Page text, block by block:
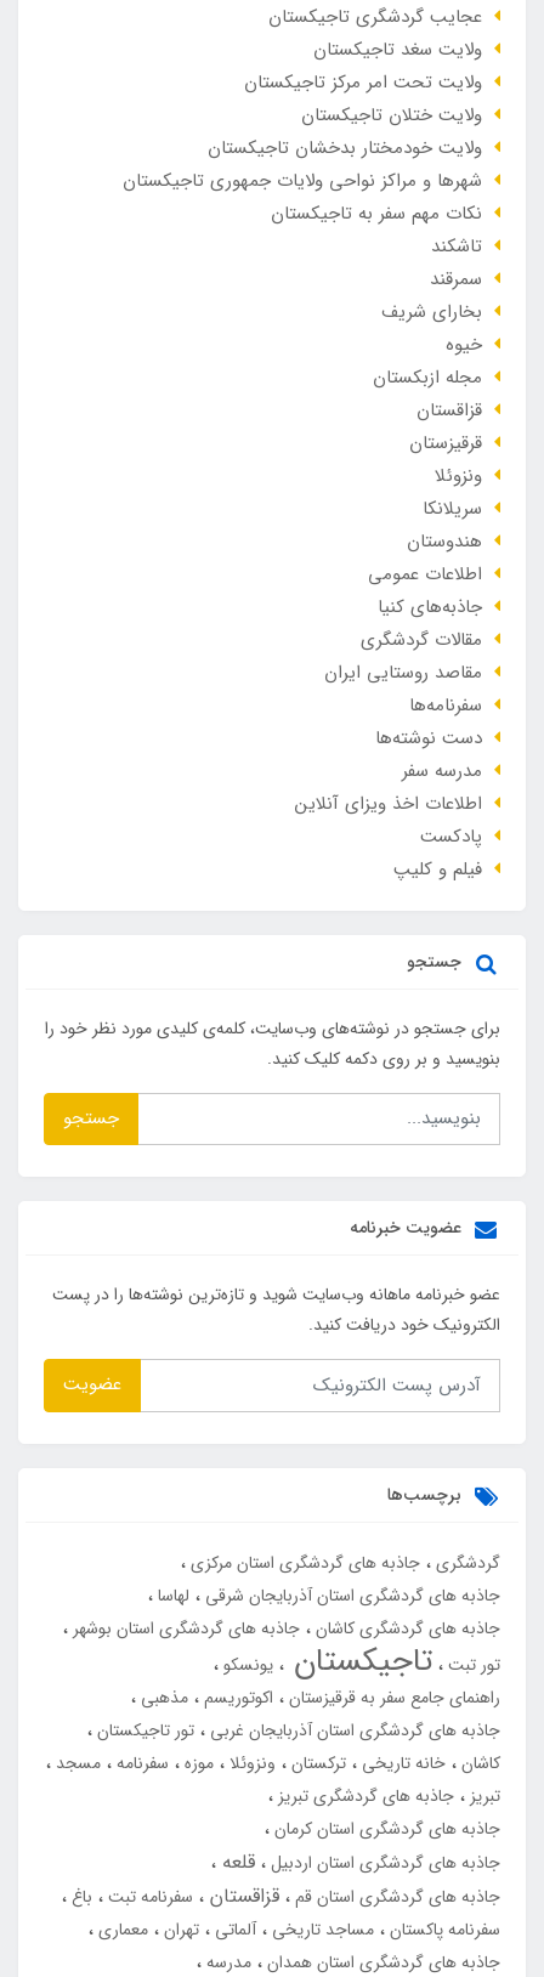
عجایب گردشگری تاجیکستان
ولایت سغد تاجیکستان
ولایت تحت امر مرکز تاجیکستان
ولایت ختلان تاجیکستان
ولایت خودمختار بدخشان تاجیکستان
شهرها و مراکز نواحی ولایات جمهوری تاجیکستان
نکات مهم سفر به تاجیکستان
تاشکند
سمرقند
بخارای شریف
خیوه
مجله ازبکستان
قزاقستان
قرقیزستان
ونزوئلا
سریلانکا
هندوستان
اطلاعات عمومی
جاذبه‌های کنیا
مقالات گردشگری
مقاصد روستایی ایران
سفرنامه‌ها
دست نوشته‌ها
مدرسه سفر
اطلاعات اخذ ویزای آنلاین
پادکست
فیلم و کلیپ
جستجو
برای جستجو در نوشته‌های وب‌سایت، کلمه‌ی کلیدی مورد نظر خود را
بنویسید و بر روی دکمه کلیک کنید.
جستجو
عضویت خبرنامه
عضو خبرنامه ماهانه وب‌سایت شوید و تازه‌ترین نوشته‌ها را در پست
الکترونیک خود دریافت کنید.
عضویت
برچسب‌ها
گردشگری جاذبه های گردشگری استان مرکزی
جاذبه های گردشگری استان آذربایجان شرقی
لهاسا
جاذبه های گردشگری کاشان جاذبه های گردشگری استان بوشهر
تور تبت تاجیکستان
یونسکو
راهنمای جامع سفر به قرقیزستان
اکوتوریسم مذهبی
جاذبه های گردشگری استان آذربایجان غربی
تور تاجیکستان
کاشان خانه تاریخی ترکستان ونزوئلا موزه سفرنامه مسجد
تبریز
جاذبه های گردشگری تبریز
جاذبه های گردشگری استان کرمان
جاذبه های گردشگری استان اردبیل قلعه
جاذبه های گردشگری استان قم قزاقستان سفرنامه تبت
باغ
سفرنامه پاکستان مساجد تاریخی آلماتی تهران معماری
جاذبه های گردشگری استان همدان مدرسه